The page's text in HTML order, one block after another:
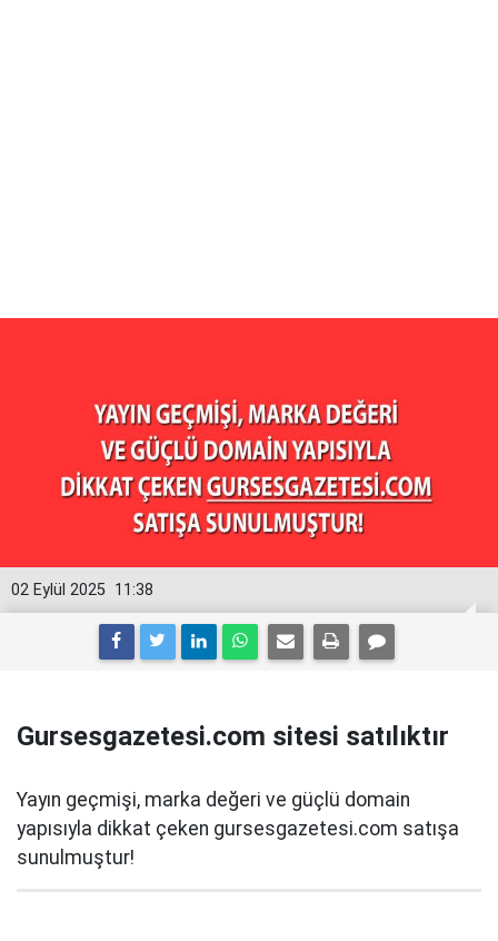
11:38
02 Eylül 2025
Gursesgazetesi.com sitesi satılıktır
Yayın geçmişi, marka değeri ve güçlü domain
yapısıyla dikkat çeken gursesgazetesi.com satışa
sunulmuştur!